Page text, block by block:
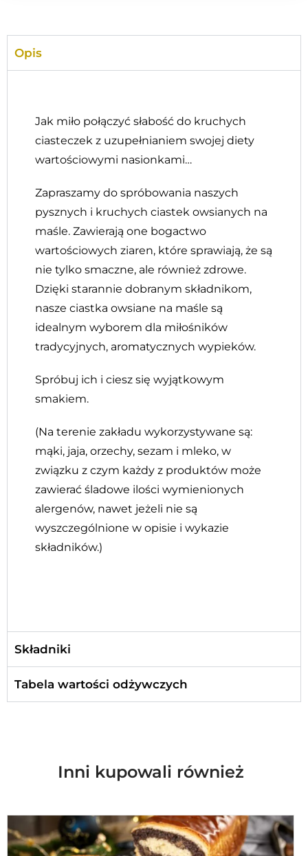
Opis
Jak miło połączyć słabość do kruchych
ciasteczek z uzupełnianiem swojej diety
wartościowymi nasionkami…
Zapraszamy do spróbowania naszych
pysznych i kruchych ciastek owsianych na
maśle. Zawierają one bogactwo
wartościowych ziaren, które sprawiają, że są
nie tylko smaczne, ale również zdrowe.
Dzięki starannie dobranym składnikom,
nasze ciastka owsiane na maśle są
idealnym wyborem dla miłośników
tradycyjnych, aromatycznych wypieków.
Spróbuj ich i ciesz się wyjątkowym
smakiem.
(Na terenie zakładu wykorzystywane są:
mąki, jaja, orzechy, sezam i mleko, w
związku z czym każdy z produktów może
zawierać śladowe ilości wymienionych
alergenów, nawet jeżeli nie są
wyszczególnione w opisie i wykazie
składników.)
Składniki
Tabela wartości odżywczych
Inni kupowali również